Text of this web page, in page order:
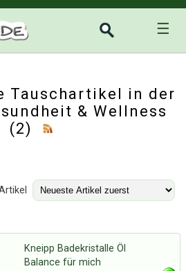
☰
Tauschartikel in der
& Wellness
(2)
Kneipp Badekristalle Öl
Balance für mich